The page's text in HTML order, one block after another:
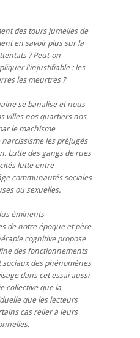
des tours jumelles de
en savoir plus sur la
? Peut-on
l'injustifiable : les
les meurtres ?
se banalise et nous
villes nos quartiers nos
le machisme
les préjugés
Lutte des gangs de rues
lutte entre
communautés sociales
ou sexuelles.
éminents
de notre époque et père
cognitive propose
des fonctionnements
sociaux des phénomènes
dans cet essai aussi
collective que la
que les lecteurs
cas relier à leurs